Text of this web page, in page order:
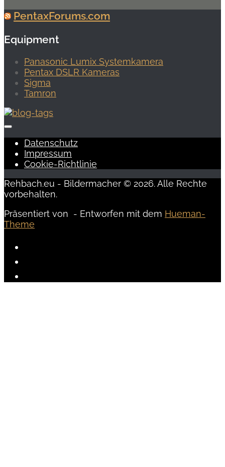
PentaxForums.com
Equipment
Panasonic Lumix Systemkamera
Pentax DSLR Kameras
Sigma
Tamron
Datenschutz
Impressum
Cookie-Richtlinie
Rehbach.eu - Bildermacher © 2026. Alle Rechte
vorbehalten.
Präsentiert von - Entworfen mit dem Hueman-
Theme